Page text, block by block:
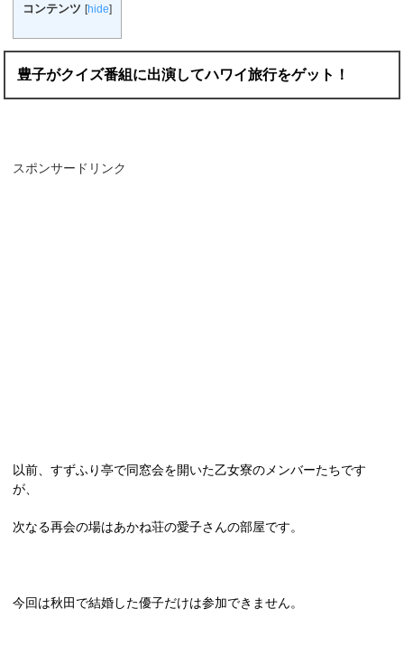
コンテンツ [hide]
豊子がクイズ番組に出演してハワイ旅行をゲット！
スポンサードリンク
以前、すずふり亭で同窓会を開いた乙女寮のメンバーたちです
が、
次なる再会の場はあかね荘の愛子さんの部屋です。
今回は秋田で結婚した優子だけは参加できません。